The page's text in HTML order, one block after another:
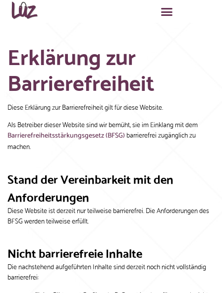
Erklärung zur
Barrierefreiheit
Diese Erklärung zur Barrierefreiheit gilt für diese Website.
Als Betreiber dieser Website sind wir bemüht, sie im Einklang mit dem
Barrierefreiheitsstärkungsgesetz (BFSG)barrierefrei zugänglich zu
machen.
Stand der Vereinbarkeit mit den
Anforderungen
Diese Website ist derzeit nur teilweise barrierefrei. Die Anforderungen des
BFSG werden teilweise erfüllt.
Nicht barrierefreie Inhalte
Die nachstehend aufgeführten Inhalte sind derzeit noch nicht vollständig
barrierefrei: